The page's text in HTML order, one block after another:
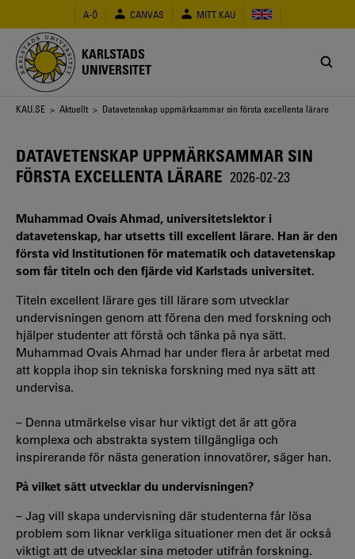
huvudinnehåll
A-Ö CANVAS MITT KAU
KARLSTADS
UNIVERSITET
Länkstig
KAU.SE > Aktuellt > Datavetenskap uppmärksammar sin första excellenta lärare
DATAVETENSKAP UPPMÄRKSAMMAR SIN
FÖRSTA EXCELLENTA LÄRARE 2026-02-23
Muhammad Ovais Ahmad, universitetslektor i
datavetenskap, har utsetts till excellent lärare. Han är den
första vid Institutionen för matematik och datavetenskap
som får titeln och den fjärde vid Karlstads universitet.
Titeln excellent lärare ges till lärare som utvecklar
undervisningen genom att förena den med forskning och
hjälper studenter att förstå och tänka på nya sätt.
Muhammad Ovais Ahmad har under flera år arbetat med
att koppla ihop sin tekniska forskning med nya sätt att
undervisa.
­– Denna utmärkelse visar hur viktigt det är att göra
komplexa och abstrakta system tillgängliga och
inspirerande för nästa generation innovatörer, säger han.
På vilket sätt utvecklar du undervisningen?
– Jag vill skapa undervisning där studenterna får lösa
problem som liknar verkliga situationer men det är också
viktigt att de utvecklar sina metoder utifrån forskning.